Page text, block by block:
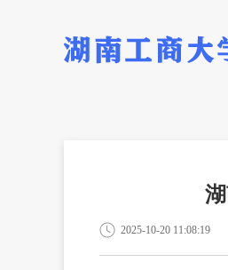
2025-10-20 11:08:19